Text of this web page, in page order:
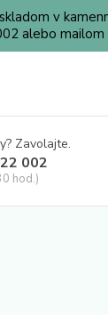
v
alebo mailom
Zavolajte.
002
hod.)